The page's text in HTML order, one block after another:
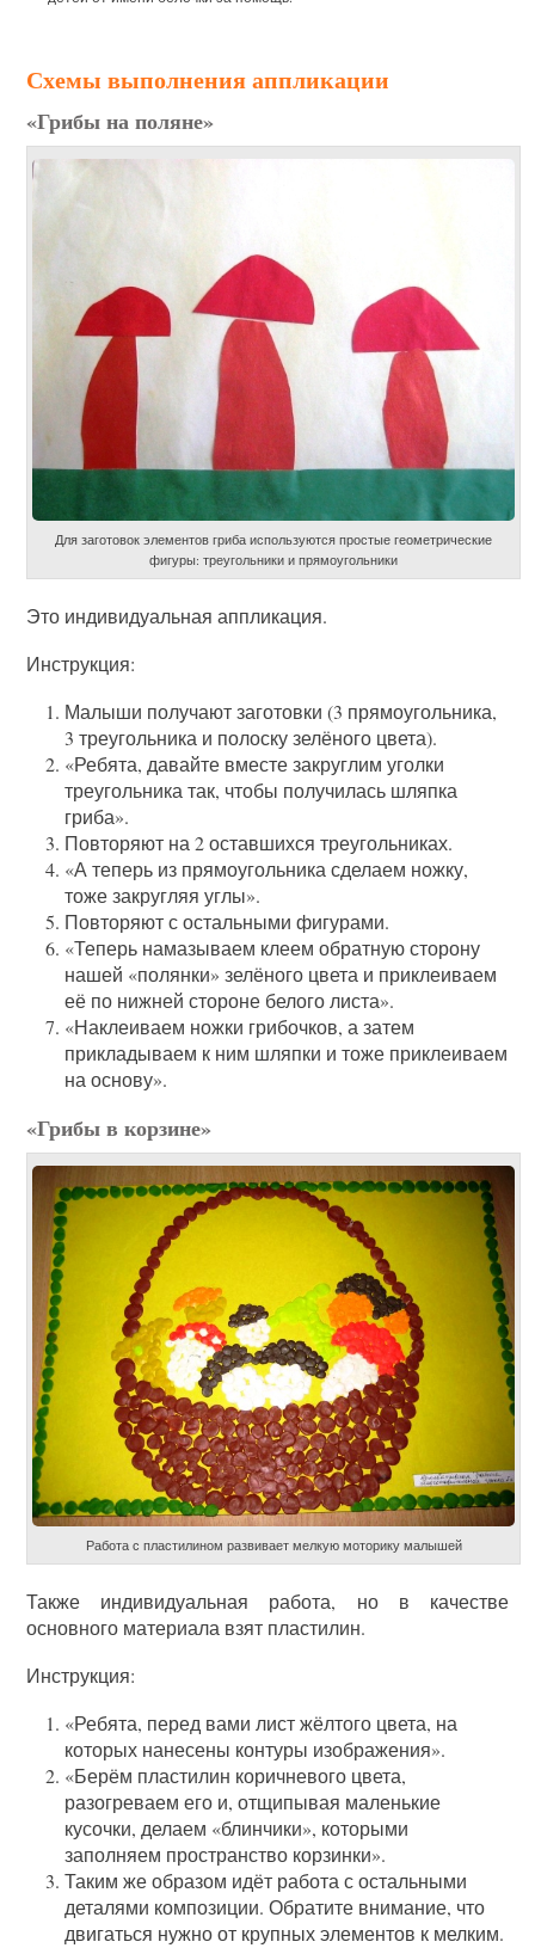
Схемы выполнения аппликации
«Грибы на поляне»
Для заготовок элементов гриба используются простые геометрические
фигуры: треугольники и прямоугольники
Это индивидуальная аппликация.
Инструкция:
Малыши получают заготовки (3 прямоугольника,
3 треугольника и полоску зелёного цвета).
«Ребята, давайте вместе закруглим уголки
треугольника так, чтобы получилась шляпка
гриба».
Повторяют на 2 оставшихся треугольниках.
«А теперь из прямоугольника сделаем ножку,
тоже закругляя углы».
Повторяют с остальными фигурами.
«Теперь намазываем клеем обратную сторону
нашей «полянки» зелёного цвета и приклеиваем
её по нижней стороне белого листа».
«Наклеиваем ножки грибочков, а затем
прикладываем к ним шляпки и тоже приклеиваем
на основу».
«Грибы в корзине»
Работа с пластилином развивает мелкую моторику малышей
Также индивидуальная работа, но в качестве
основного материала взят пластилин.
Инструкция:
«Ребята, перед вами лист жёлтого цвета, на
которых нанесены контуры изображения».
«Берём пластилин коричневого цвета,
разогреваем его и, отщипывая маленькие
кусочки, делаем «блинчики», которыми
заполняем пространство корзинки».
Таким же образом идёт работа с остальными
деталями композиции. Обратите внимание, что
двигаться нужно от крупных элементов к мелким.